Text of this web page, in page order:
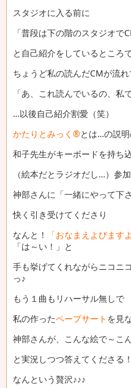
スタジオに入る前に
「普段は下の階のスタジオで
と自己紹介をしているところ
ちょうど私の読んだCMが流
「あ、これ読んでいるの、私
…以後自己紹介割愛（笑）
かたりとみっく®とは…の説明
和子先生がキーボードを持ち
（絵本だとラジオだし…）参
神部さんに「一緒にやって下
快く引き受けてくださり
なんと！
「おなまえよびますよ
「は～い！」と
手も挙げてくれながらニコニ
っ♪
もう１曲もリハーサル無しで
私の作ったペープサート を見
神部さんが、こんな絵で～こ
と実況しつつ答えてくださる
なんという贅沢♪♪♪